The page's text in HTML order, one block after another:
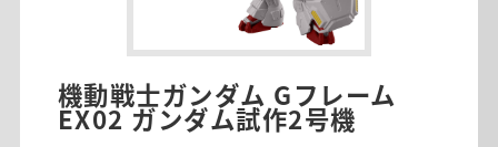
機動戦士ガンダム Gフレーム
EX02 ガンダム試作2号機